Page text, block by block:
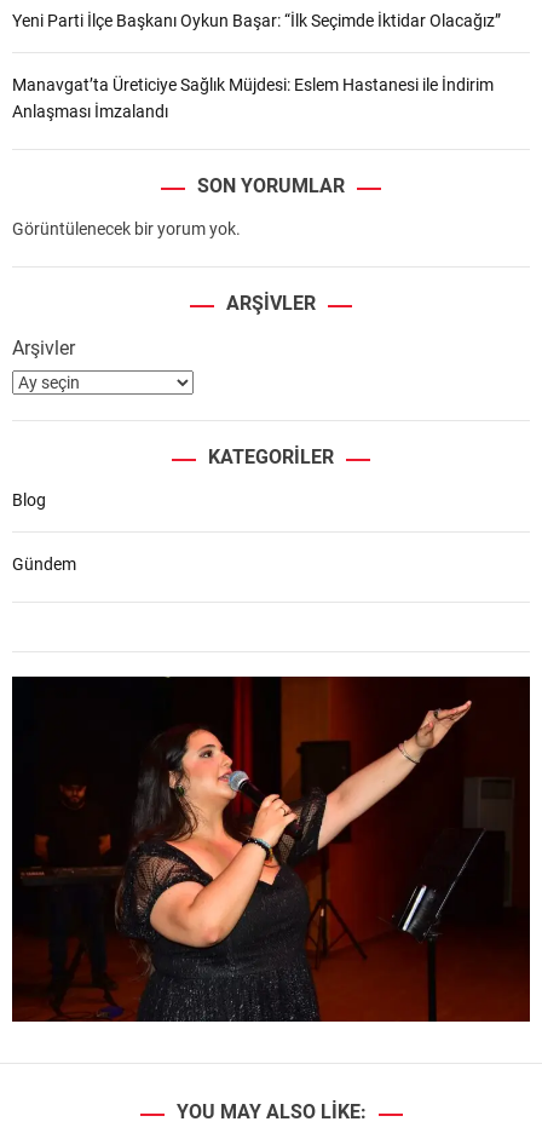
Yeni Parti İlçe Başkanı Oykun Başar: “İlk Seçimde İktidar Olacağız”
Manavgat’ta Üreticiye Sağlık Müjdesi: Eslem Hastanesi ile İndirim
Anlaşması İmzalandı
SON YORUMLAR
Görüntülenecek bir yorum yok.
ARŞIVLER
Arşivler
KATEGORILER
Blog
Gündem
YOU MAY ALSO LIKE: